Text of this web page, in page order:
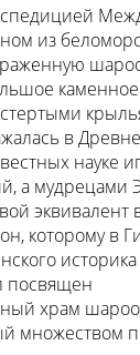
из
в
науке
а мудрецами
эквивалент
которому в
посвящен
храм
множеством